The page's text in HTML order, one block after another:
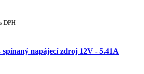
s DPH
spínaný napájecí zdroj 12V - 5.41A